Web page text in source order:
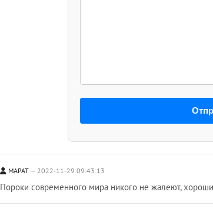
МАРАТ 2022-11-29 09:43:13
Пороки современного мира никого не жалеют,